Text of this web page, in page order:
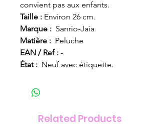
convient pas aux enfants.
Taille : Environ 26 cm.
Marque : Sanrio-Jaia
Matière : Peluche
EAN / Ref : -
État : Neuf avec étiquette.
Related Products